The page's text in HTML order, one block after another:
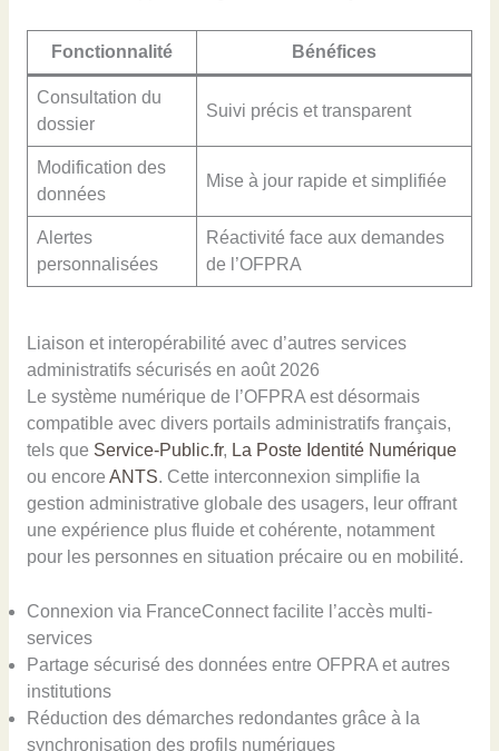
Fonctionnalité Bénéfices
Consultation du
dossier
Suivi précis et transparent
Modification des
données
Mise à jour rapide et simplifiée
Alertes
personnalisées
Réactivité face aux demandes
de l’OFPRA
Liaison et interopérabilité avec d’autres services
administratifs sécurisés en août 2026
Le système numérique de l’OFPRA est désormais
compatible avec divers portails administratifs français,
tels que Service-Public.fr, La Poste Identité Numérique
ou encore ANTS. Cette interconnexion simplifie la
gestion administrative globale des usagers, leur offrant
une expérience plus fluide et cohérente, notamment
pour les personnes en situation précaire ou en mobilité.
Connexion via FranceConnect facilite l’accès multi-
services
Partage sécurisé des données entre OFPRA et autres
institutions
Réduction des démarches redondantes grâce à la
synchronisation des profils numériques